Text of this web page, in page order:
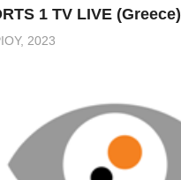
1 TV LIVE (Greece)
2023